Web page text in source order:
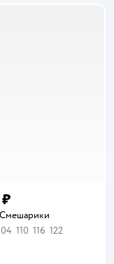
₽
110 116 122